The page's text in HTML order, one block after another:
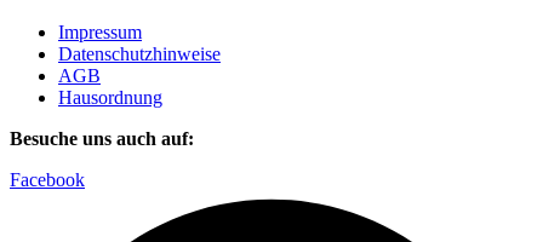
Impressum
Datenschutzhinweise
AGB
Hausordnung
Besuche uns auch auf:
Facebook